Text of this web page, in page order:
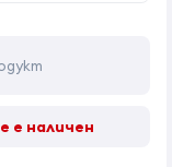
е наличен